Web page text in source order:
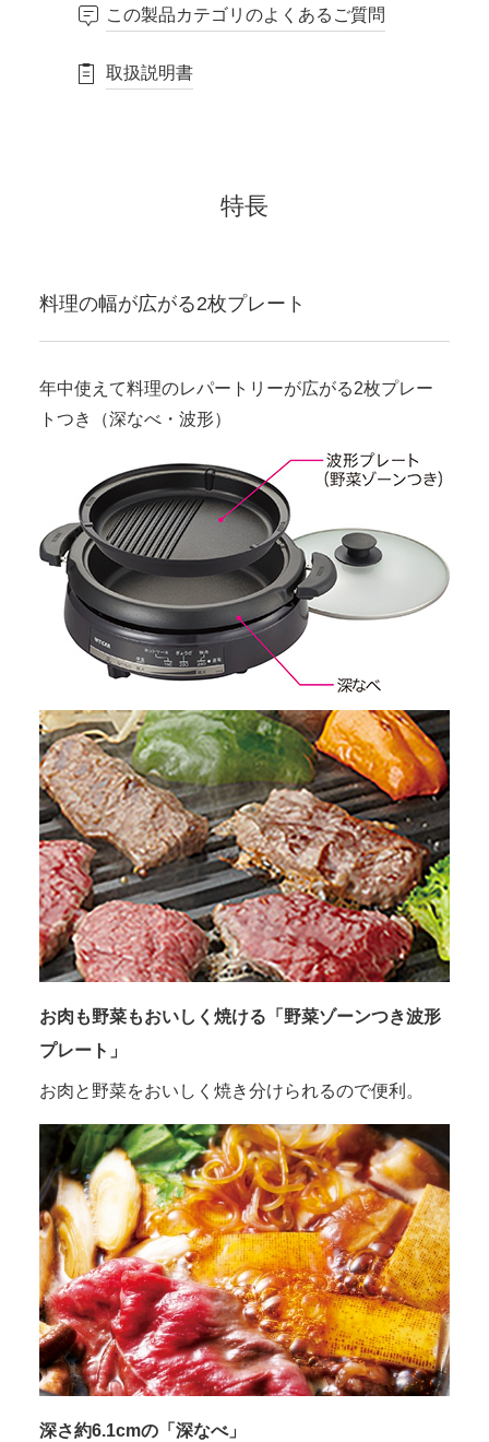
この製品カテゴリのよくあるご質問
取扱説明書
特長
料理の幅が広がる2枚プレート
年中使えて料理のレパートリーが広がる2枚プレー
トつき（深なべ・波形）
お肉も野菜もおいしく焼ける「野菜ゾーンつき波形
プレート」
お肉と野菜をおいしく焼き分けられるので便利。
深さ約6.1cmの「深なべ」